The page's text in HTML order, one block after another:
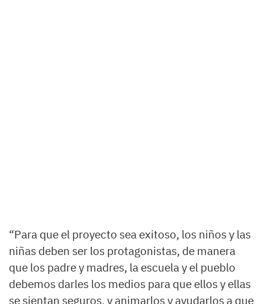
“Para que el proyecto sea exitoso, los niños y las
niñas deben ser los protagonistas, de manera
que los padre y madres, la escuela y el pueblo
debemos darles los medios para que ellos y ellas
se sientan seguros, y animarlos y ayudarlos a que